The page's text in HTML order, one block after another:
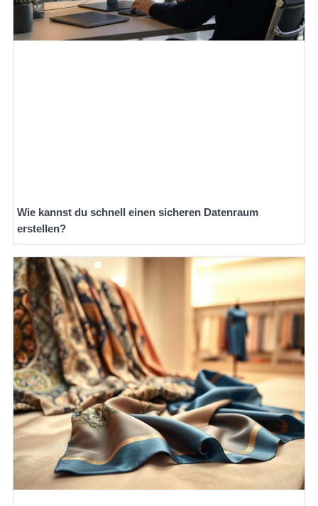
Wie kannst du schnell einen sicheren Datenraum
erstellen?